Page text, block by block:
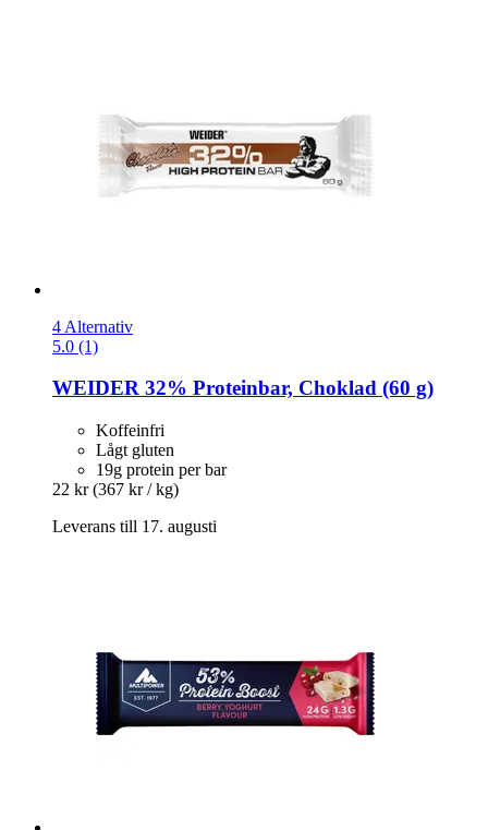
4 Alternativ
5.0 (1)
WEIDER 32% Proteinbar, Choklad (60 g)
Koffeinfri
Lågt gluten
19g protein per bar
22 kr (367 kr / kg)
Leverans till 17. augusti